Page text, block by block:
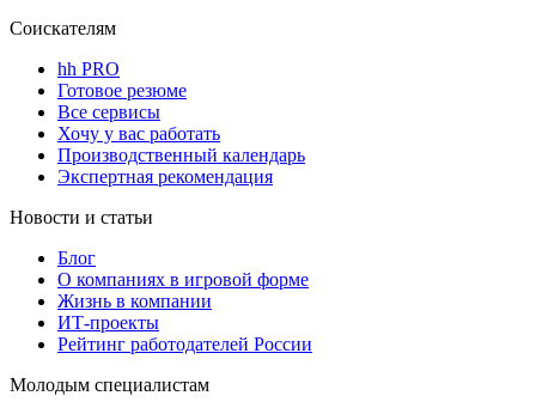
Соискателям
hh PRO
Готовое резюме
Все сервисы
Хочу у вас работать
Производственный календарь
Экспертная рекомендация
Новости и статьи
Блог
О компаниях в игровой форме
Жизнь в компании
ИТ-проекты
Рейтинг работодателей России
Молодым специалистам